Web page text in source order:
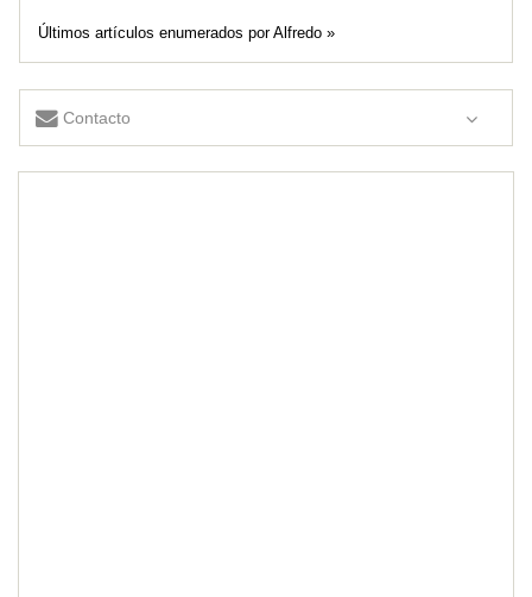
Últimos artículos enumerados por Alfredo »
Contacto